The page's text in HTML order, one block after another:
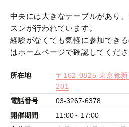
中央には大きなテーブルがあり
スンが行われています。
経験がなくても気軽に参加でき
はホームページで確認してくださ
所在地
〒162-0825 東京都
201
電話番号
03-3267-6378
開催期間
11:00～17:00